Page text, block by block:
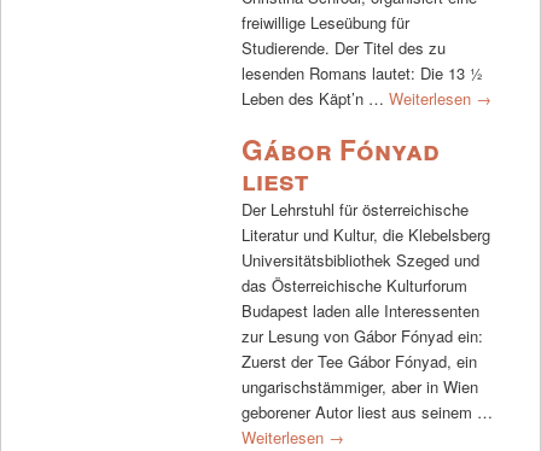
freiwillige Leseübung für
Studierende. Der Titel des zu
lesenden Romans lautet: Die 13 ½
Leben des Käpt’n … Weiterlesen →
Gábor Fónyad
liest
Der Lehrstuhl für österreichische
Literatur und Kultur, die Klebelsberg
Universitätsbibliothek Szeged und
das Österreichische Kulturforum
Budapest laden alle Interessenten
zur Lesung von Gábor Fónyad ein:
Zuerst der Tee Gábor Fónyad, ein
ungarischstämmiger, aber in Wien
geborener Autor liest aus seinem …
Weiterlesen →